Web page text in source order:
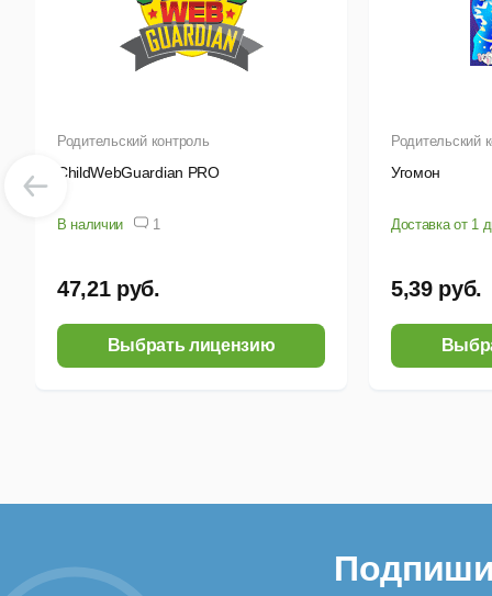
Родительский контроль
ChildWebGuardian PRO
В наличии 1
47,21 руб.
Выбрать лицензию
Родительский
Угомон
Доставка от 1
5,39 руб.